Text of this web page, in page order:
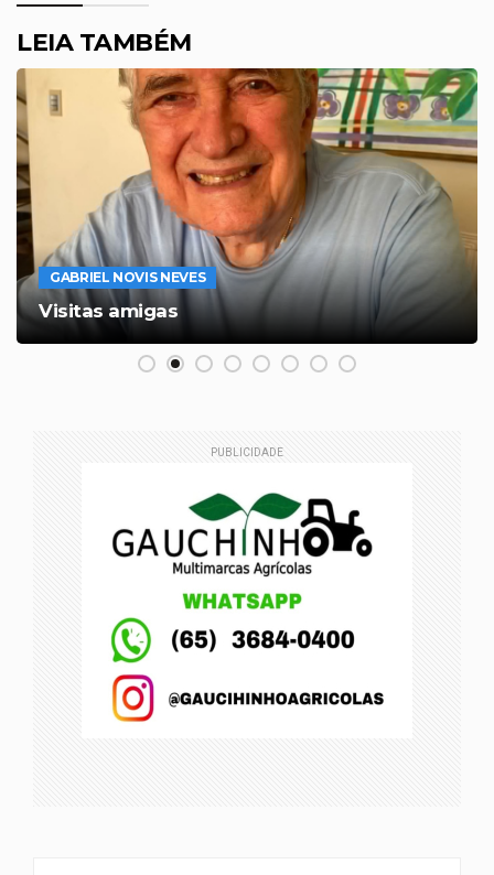
LEIA TAMBÉM
GABRIEL NOVIS NEVES
Visitas amigas
PUBLICIDADE